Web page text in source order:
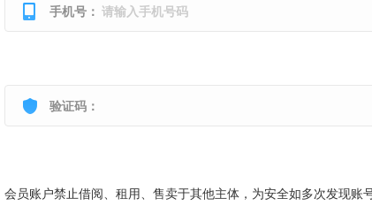
手机号：
验证码：
会员账户禁止借阅、租用、售卖于其他主体，为安全如多次发现账